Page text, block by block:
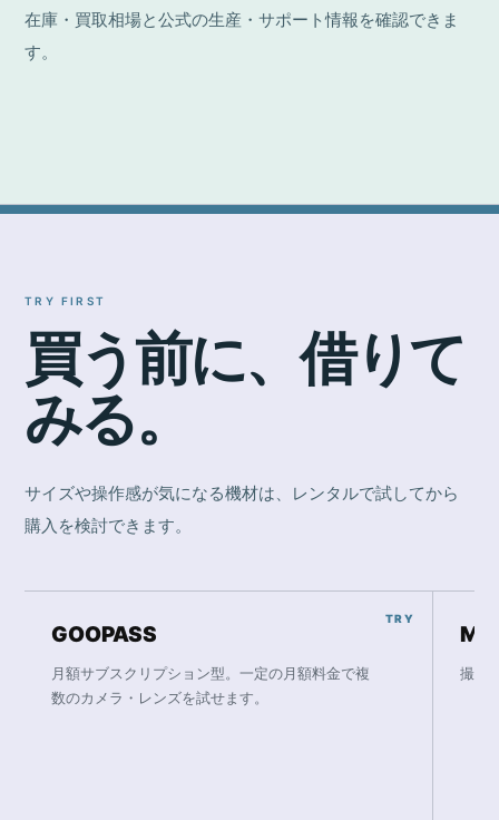
在庫・買取相場と公式の生産・サポート情報を確認できま
す。
TRY FIRST
買う前に、借りて
みる。
サイズや操作感が気になる機材は、レンタルで試してから
購入を検討できます。
GOOPASS
月額サブスクリプション型。一定の月額料金で複
数のカメラ・レンズを試せます。
撮影